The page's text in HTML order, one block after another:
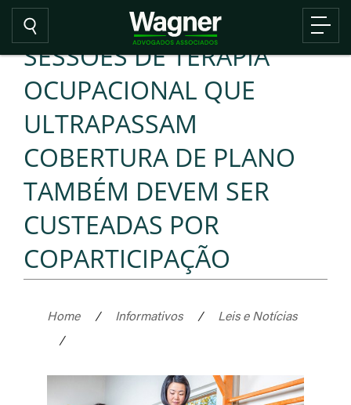
SESSÕES DE TERAPIA
OCUPACIONAL QUE
ULTRAPASSAM
COBERTURA DE PLANO
TAMBÉM DEVEM SER
CUSTEADAS POR
COPARTICIPAÇÃO
Home / Informativos /
Leis e Notícias
/